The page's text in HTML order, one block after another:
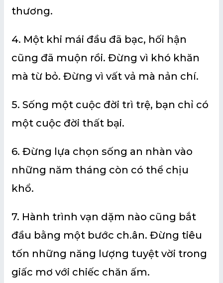
thương.
4. Một khi mái đầu đã bạc, hối hận
cũng đã muộn rồi. Đừng vì khó khăn
mà từ bỏ. Đừng vì vất vả mà nản chí.
5. Sống một cuộc đời trì trệ, bạn chỉ có
một cuộc đời thất bại.
6. Đừng lựa chọn sống an nhàn vào
những năm tháng còn có thể chịu
khổ.
7. Hành trình vạn dặm nào cũng bắt
đầu bằng một bước ch.ân. Đừng tiêu
tốn những năng lượng tuyệt vời trong
giấc mơ với chiếc chăn ấm.